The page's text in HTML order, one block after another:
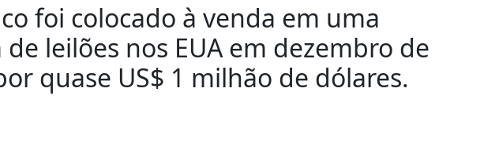
foi colocado à venda em uma
leilões nos EUA em dezembro de
quase US$ 1 milhão de dólares.